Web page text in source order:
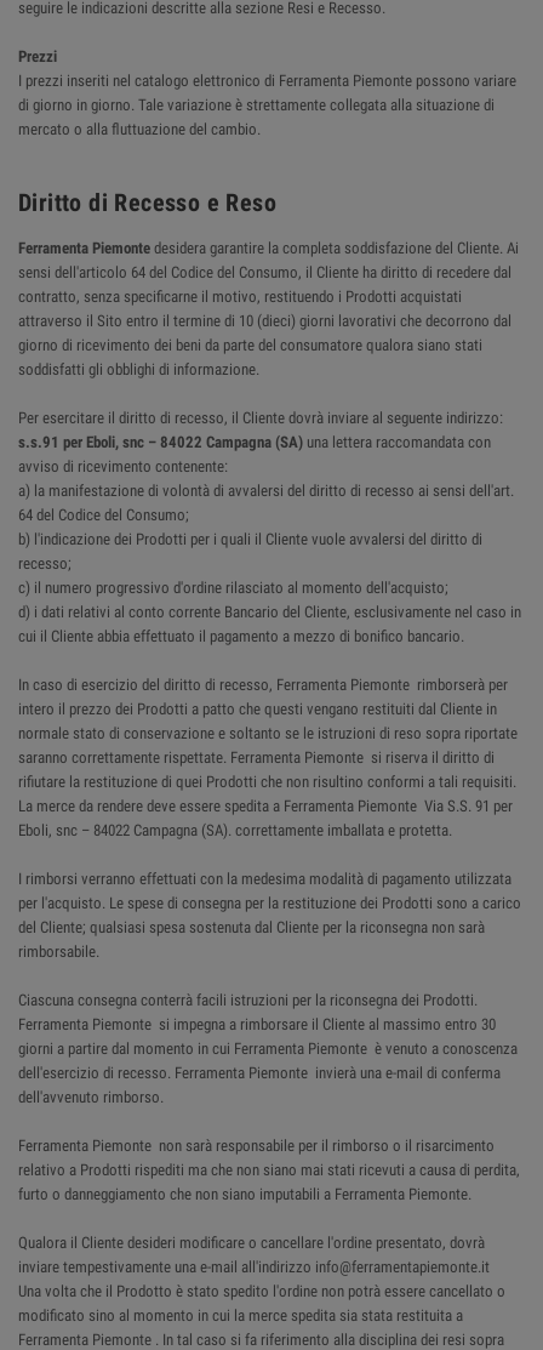
seguire le indicazioni descritte alla sezione Resi e Recesso.
Prezzi
I prezzi inseriti nel catalogo elettronico di Ferramenta Piemonte possono variare
di giorno in giorno. Tale variazione è strettamente collegata alla situazione di
mercato o alla fluttuazione del cambio.
Diritto di Recesso e Reso
Ferramenta Piemonte desidera garantire la completa soddisfazione del Cliente. Ai
sensi dell'articolo 64 del Codice del Consumo, il Cliente ha diritto di recedere dal
contratto, senza specificarne il motivo, restituendo i Prodotti acquistati
attraverso il Sito entro il termine di 10 (dieci) giorni lavorativi che decorrono dal
giorno di ricevimento dei beni da parte del consumatore qualora siano stati
soddisfatti gli obblighi di informazione.
Per esercitare il diritto di recesso, il Cliente dovrà inviare al seguente indirizzo:
s.s.91 per Eboli, snc – 84022 Campagna (SA) una lettera raccomandata con
avviso di ricevimento contenente:
a) la manifestazione di volontà di avvalersi del diritto di recesso ai sensi dell'art.
64 del Codice del Consumo;
b) l'indicazione dei Prodotti per i quali il Cliente vuole avvalersi del diritto di
recesso;
c) il numero progressivo d'ordine rilasciato al momento dell'acquisto;
d) i dati relativi al conto corrente Bancario del Cliente, esclusivamente nel caso in
cui il Cliente abbia effettuato il pagamento a mezzo di bonifico bancario.
In caso di esercizio del diritto di recesso, Ferramenta Piemonte rimborserà per
intero il prezzo dei Prodotti a patto che questi vengano restituiti dal Cliente in
normale stato di conservazione e soltanto se le istruzioni di reso sopra riportate
saranno correttamente rispettate. Ferramenta Piemonte si riserva il diritto di
rifiutare la restituzione di quei Prodotti che non risultino conformi a tali requisiti.
La merce da rendere deve essere spedita a Ferramenta Piemonte Via S.S. 91 per
Eboli, snc – 84022 Campagna (SA). correttamente imballata e protetta.
I rimborsi verranno effettuati con la medesima modalità di pagamento utilizzata
per l'acquisto. Le spese di consegna per la restituzione dei Prodotti sono a carico
del Cliente; qualsiasi spesa sostenuta dal Cliente per la riconsegna non sarà
rimborsabile.
Ciascuna consegna conterrà facili istruzioni per la riconsegna dei Prodotti.
Ferramenta Piemonte si impegna a rimborsare il Cliente al massimo entro 30
giorni a partire dal momento in cui Ferramenta Piemonte è venuto a conoscenza
dell'esercizio di recesso. Ferramenta Piemonte invierà una e-mail di conferma
dell'avvenuto rimborso.
Ferramenta Piemonte non sarà responsabile per il rimborso o il risarcimento
relativo a Prodotti rispediti ma che non siano mai stati ricevuti a causa di perdita,
furto o danneggiamento che non siano imputabili a Ferramenta Piemonte.
Qualora il Cliente desideri modificare o cancellare l'ordine presentato, dovrà
inviare tempestivamente una e-mail all'indirizzo info@ferramentapiemonte.it
Una volta che il Prodotto è stato spedito l'ordine non potrà essere cancellato o
modificato sino al momento in cui la merce spedita sia stata restituita a
Ferramenta Piemonte . In tal caso si fa riferimento alla disciplina dei resi sopra